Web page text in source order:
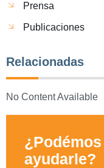
Prensa
Publicaciones
Relacionadas
No Content Available
¿Podémos
ayudarle?